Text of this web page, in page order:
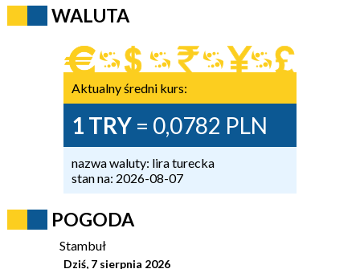
WALUTA
Aktualny średni kurs:
1 TRY= 0,0782 PLN
nazwa waluty: lira turecka
stan na: 2026-08-07
POGODA
Stambuł
Dziś, 7 sierpnia 2026